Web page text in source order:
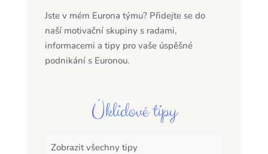
Jste v mém Eurona týmu? Přidejte se do
naší motivační skupiny s radami,
informacemi a tipy pro vaše úspěšné
podnikání s Euronou.
Úklidové tipy
Zobrazit všechny tipy